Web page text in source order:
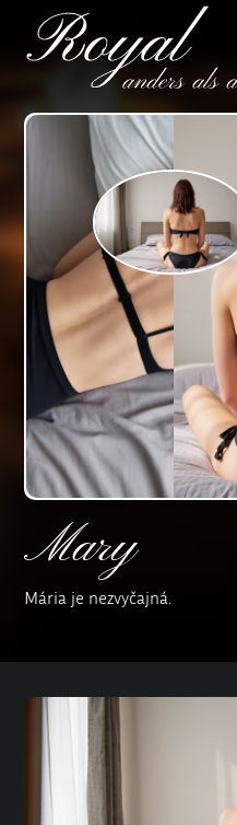
Mary
Mária je nezvyčajná.